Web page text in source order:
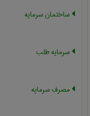
ساختمان سرمایه
سرمایه طلب
مصرف سرمایه